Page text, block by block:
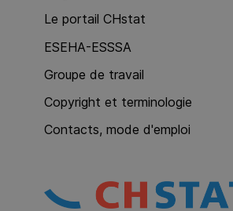
Le portail CHstat
ESEHA-ESSSA
Groupe de travail
Copyright et terminologie
Contacts, mode d'emploi